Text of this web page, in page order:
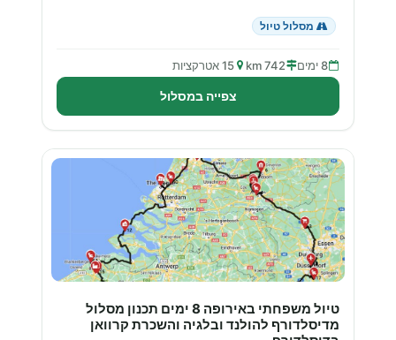
מסלול טיול
8 ימים 742 km 15 אטרקציות
צפייה במסלול
טיול משפחתי באירופה 8 ימים תכנון מסלול
מדיסלדורף להולנד ובלגיה והשכרת קרוואן